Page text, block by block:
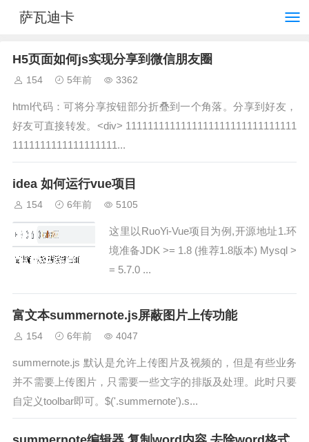
萨瓦迪卡
H5页面如何js实现分享到微信朋友圈
154 5年前 3362
html代码：可将分享按钮部分折叠到一个角落。分享到好友，
好友可直接转发。<div> 1111111111111111111111111111111
1111111111111111111...
idea 如何运行vue项目
154 6年前 5105
这里以RuoYi-Vue项目为例,开源地址1.环
境准备JDK >= 1.8 (推荐1.8版本) Mysql >
= 5.7.0 ...
富文本summernote.js屏蔽图片上传功能
154 6年前 4047
summernote.js 默认是允许上传图片及视频的，但是有些业务
并不需要上传图片，只需要一些文字的排版及处理。此时只要
自定义toolbar即可。$('.summernote').s...